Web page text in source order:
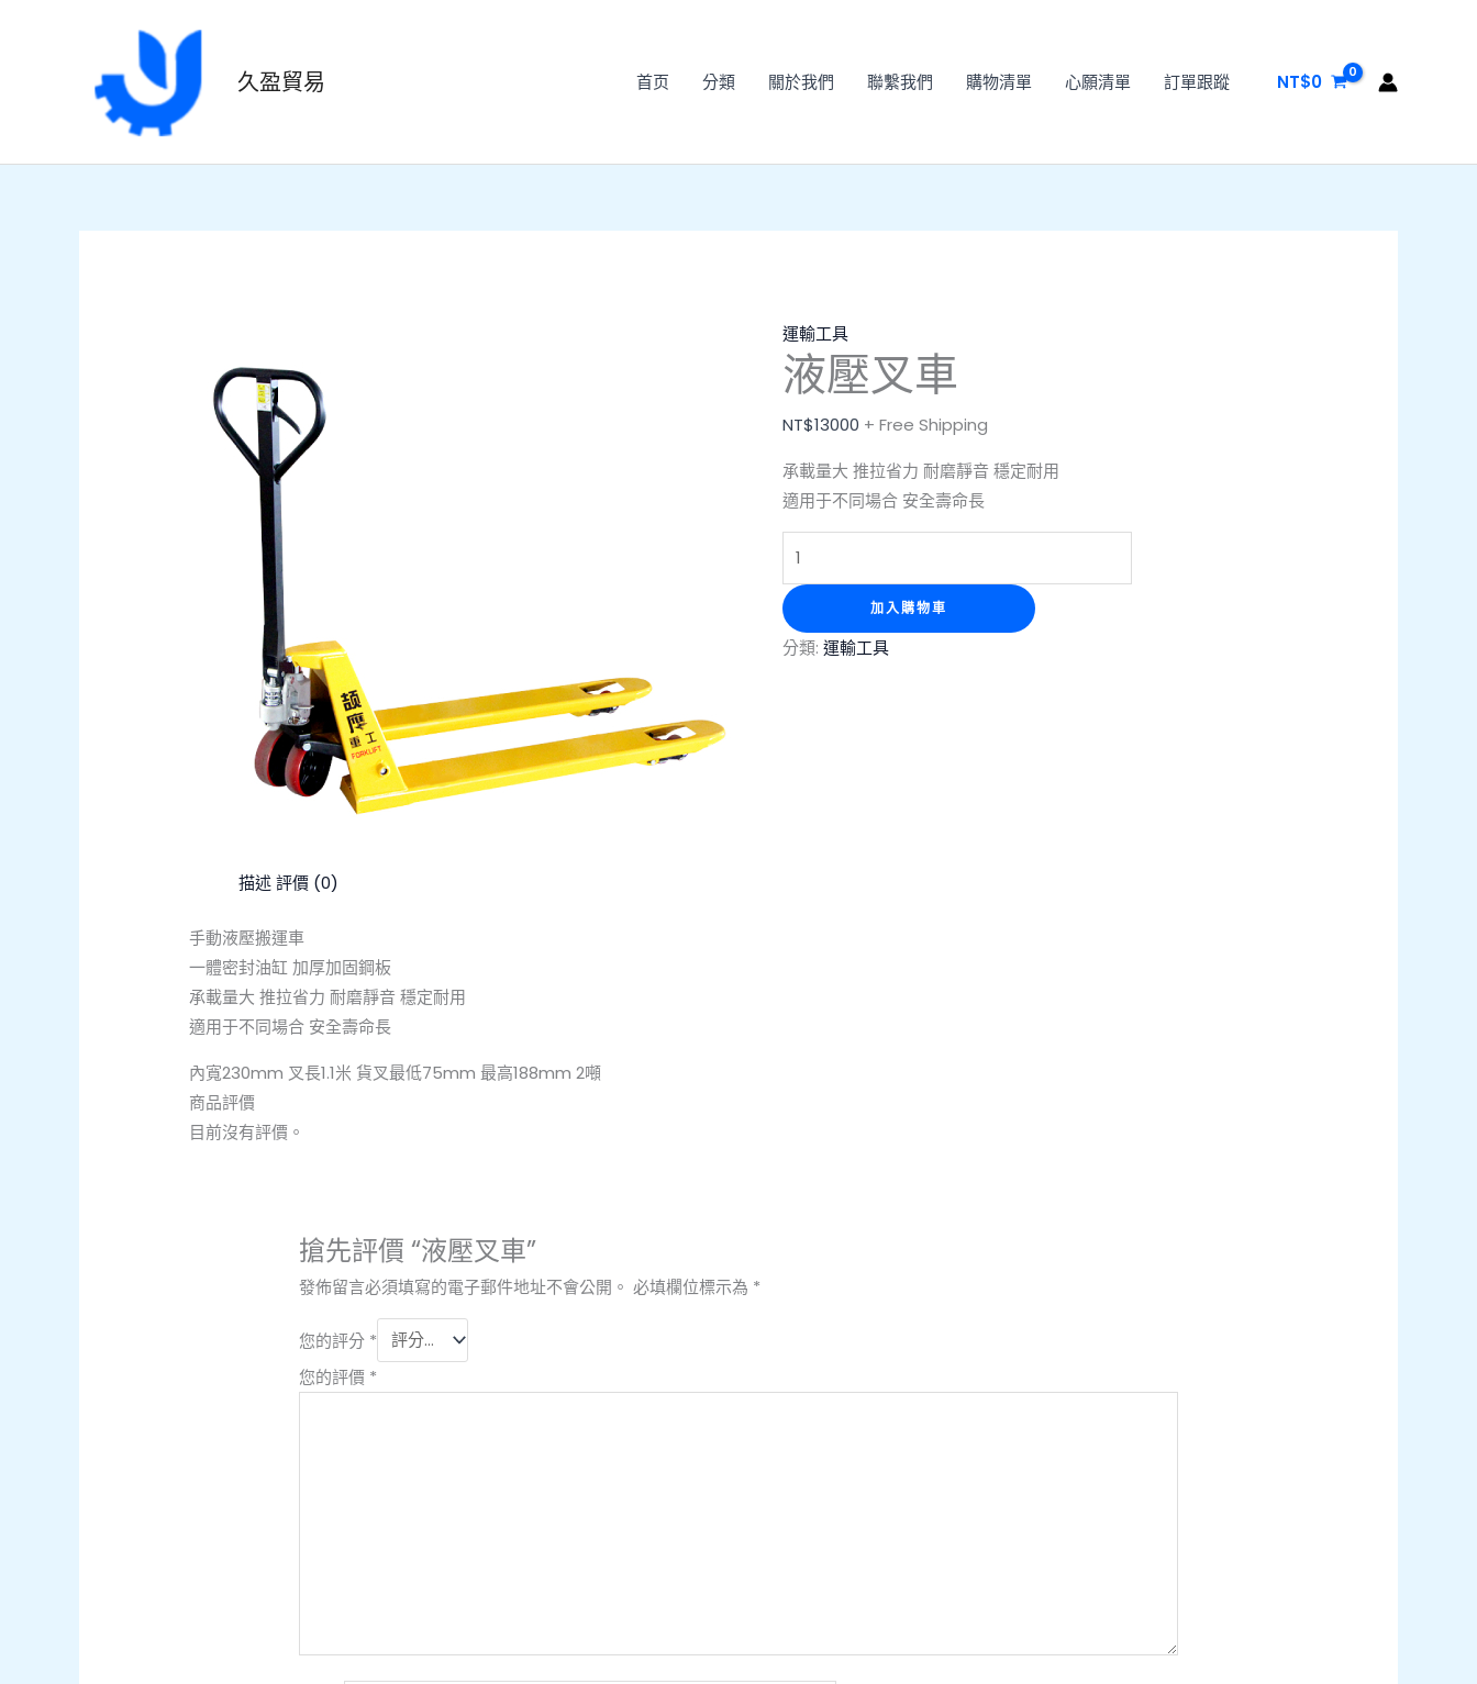
容
久盈貿易 首页 分類 關於我們 聯繫我們 購物清單 心願清單 訂單跟蹤 NT$0
運輸工具
液壓叉車
NT$13000 + Free Shipping
承載量大 推拉省力 耐磨靜音 穩定耐用
適用于不同場合 安全壽命長
叉
量
加入購物車
分類: 運輸工具
描述評價 (0)
手動液壓搬運車
一體密封油缸 加厚加固鋼板
承載量大 推拉省力 耐磨靜音 穩定耐用
適用于不同場合 安全壽命長
內寬230mm 叉長1.1米 貨叉最低75mm 最高188mm 2噸
商品評價
目前沒有評價。
搶先評價 “液壓叉車”
發佈留言必須填寫的電子郵件地址不會公開。 必填欄位標示為 *
您的評分 *
您的評價 *